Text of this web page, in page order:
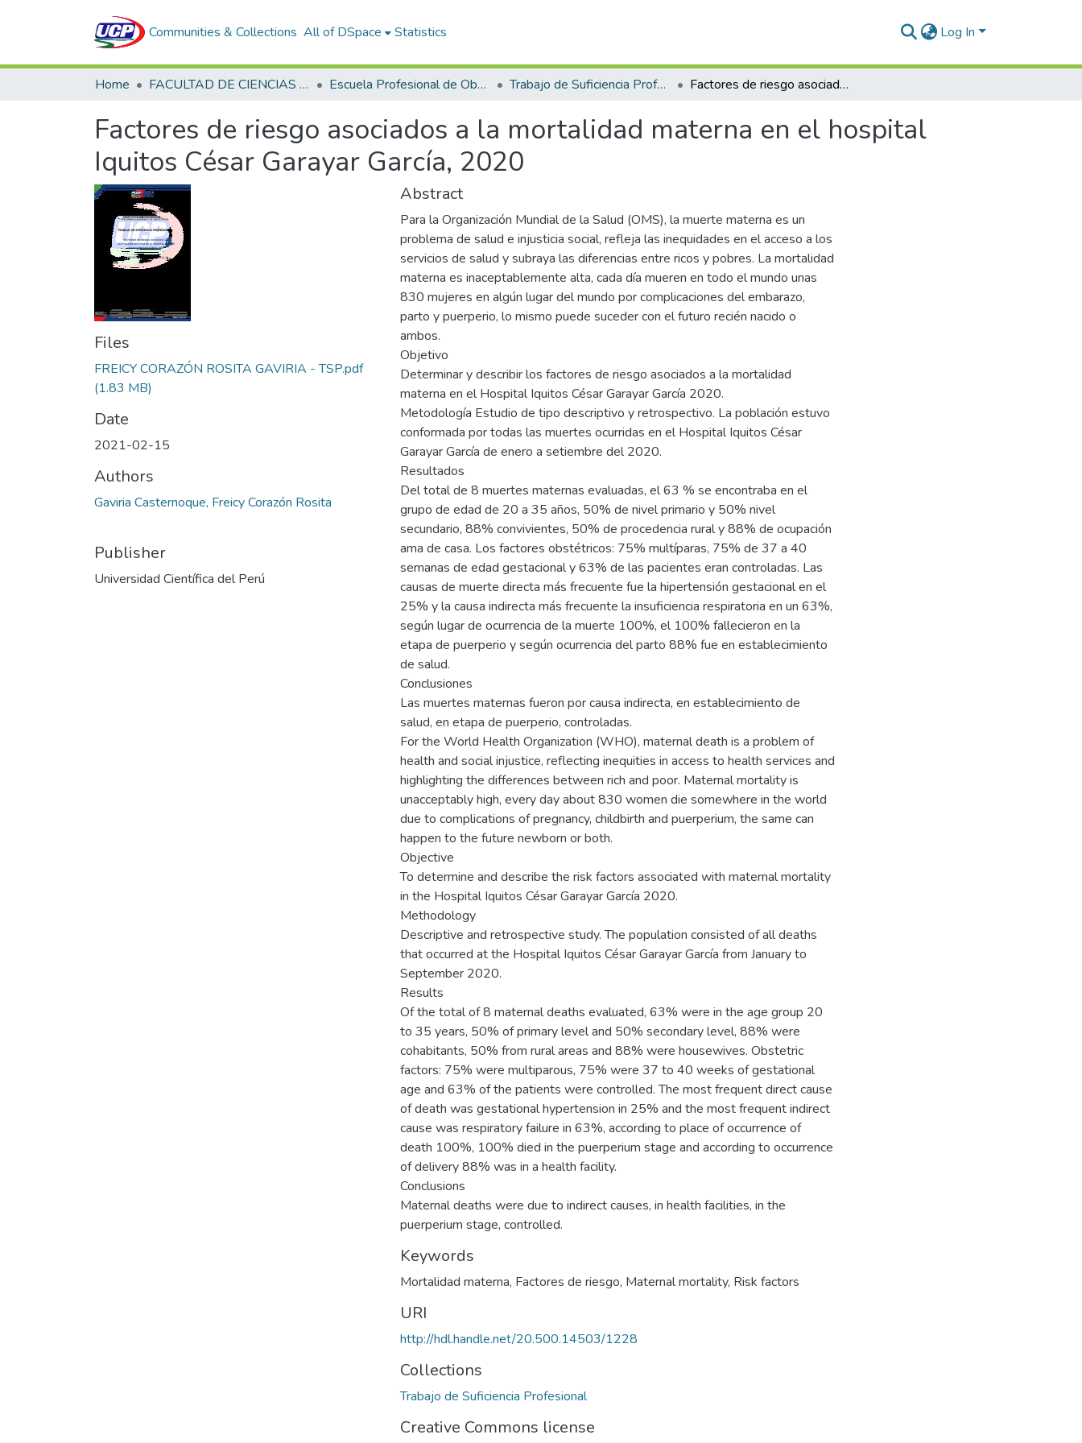
Communities & Collections All of DSpace Statistics Log In
Home FACULTAD DE CIENCIAS DE LA SALUD Escuela Profesional de Obstetricia Trabajo de Suficiencia Profesional Factores de riesgo asociados a la mortalidad materna en el hospital Iquitos César Garayar García, 2020
Factores de riesgo asociados a la mortalidad materna en el hospital
Iquitos César Garayar García, 2020
Files
FREICY CORAZÓN ROSITA GAVIRIA - TSP.pdf
(1.83 MB)
Date
2021-02-15
Authors
Gaviria Casternoque, Freicy Corazón Rosita
Publisher
Universidad Científica del Perú
Abstract
Para la Organización Mundial de la Salud (OMS), la muerte materna es un
problema de salud e injusticia social, refleja las inequidades en el acceso a los
servicios de salud y subraya las diferencias entre ricos y pobres. La mortalidad
materna es inaceptablemente alta, cada día mueren en todo el mundo unas
830 mujeres en algún lugar del mundo por complicaciones del embarazo,
parto y puerperio, lo mismo puede suceder con el futuro recién nacido o
ambos.
Objetivo
Determinar y describir los factores de riesgo asociados a la mortalidad
materna en el Hospital Iquitos César Garayar García 2020.
Metodología Estudio de tipo descriptivo y retrospectivo. La población estuvo
conformada por todas las muertes ocurridas en el Hospital Iquitos César
Garayar García de enero a setiembre del 2020.
Resultados
Del total de 8 muertes maternas evaluadas, el 63 % se encontraba en el
grupo de edad de 20 a 35 años, 50% de nivel primario y 50% nivel
secundario, 88% convivientes, 50% de procedencia rural y 88% de ocupación
ama de casa. Los factores obstétricos: 75% multíparas, 75% de 37 a 40
semanas de edad gestacional y 63% de las pacientes eran controladas. Las
causas de muerte directa más frecuente fue la hipertensión gestacional en el
25% y la causa indirecta más frecuente la insuficiencia respiratoria en un 63%,
según lugar de ocurrencia de la muerte 100%, el 100% fallecieron en la
etapa de puerperio y según ocurrencia del parto 88% fue en establecimiento
de salud.
Conclusiones
Las muertes maternas fueron por causa indirecta, en establecimiento de
salud, en etapa de puerperio, controladas.
For the World Health Organization (WHO), maternal death is a problem of
health and social injustice, reflecting inequities in access to health services and
highlighting the differences between rich and poor. Maternal mortality is
unacceptably high, every day about 830 women die somewhere in the world
due to complications of pregnancy, childbirth and puerperium, the same can
happen to the future newborn or both.
Objective
To determine and describe the risk factors associated with maternal mortality
in the Hospital Iquitos César Garayar García 2020.
Methodology
Descriptive and retrospective study. The population consisted of all deaths
that occurred at the Hospital Iquitos César Garayar García from January to
September 2020.
Results
Of the total of 8 maternal deaths evaluated, 63% were in the age group 20
to 35 years, 50% of primary level and 50% secondary level, 88% were
cohabitants, 50% from rural areas and 88% were housewives. Obstetric
factors: 75% were multiparous, 75% were 37 to 40 weeks of gestational
age and 63% of the patients were controlled. The most frequent direct cause
of death was gestational hypertension in 25% and the most frequent indirect
cause was respiratory failure in 63%, according to place of occurrence of
death 100%, 100% died in the puerperium stage and according to occurrence
of delivery 88% was in a health facility.
Conclusions
Maternal deaths were due to indirect causes, in health facilities, in the
puerperium stage, controlled.
Keywords
Mortalidad materna, Factores de riesgo, Maternal mortality, Risk factors
URI
http://hdl.handle.net/20.500.14503/1228
Collections
Trabajo de Suficiencia Profesional
Creative Commons license